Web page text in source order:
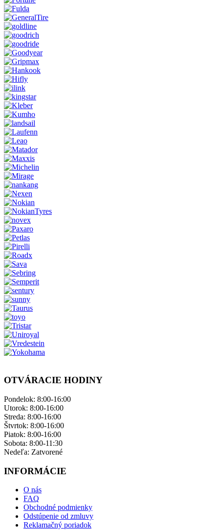
OTVÁRACIE HODINY
Pondelok: ​8:00-16:00
Utorok: 8:00-16:00
Streda: 8:00-16:00
Štvrtok: 8:00-16:00
Piatok: 8:00-16:00
Sobota: 8:00-11:30
Nedeľa: ​Zatvorené
INFORMÁCIE
O nás
FAQ
Obchodné podmienky
Odstúpenie od zmluvy
Reklamačný poriadok